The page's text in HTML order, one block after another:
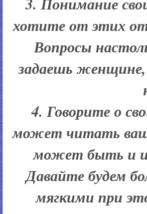
хотите от этих
Вопросы
задаешь
4. Говорите о
может читать
может быть и
Давайте будем
мягкими при